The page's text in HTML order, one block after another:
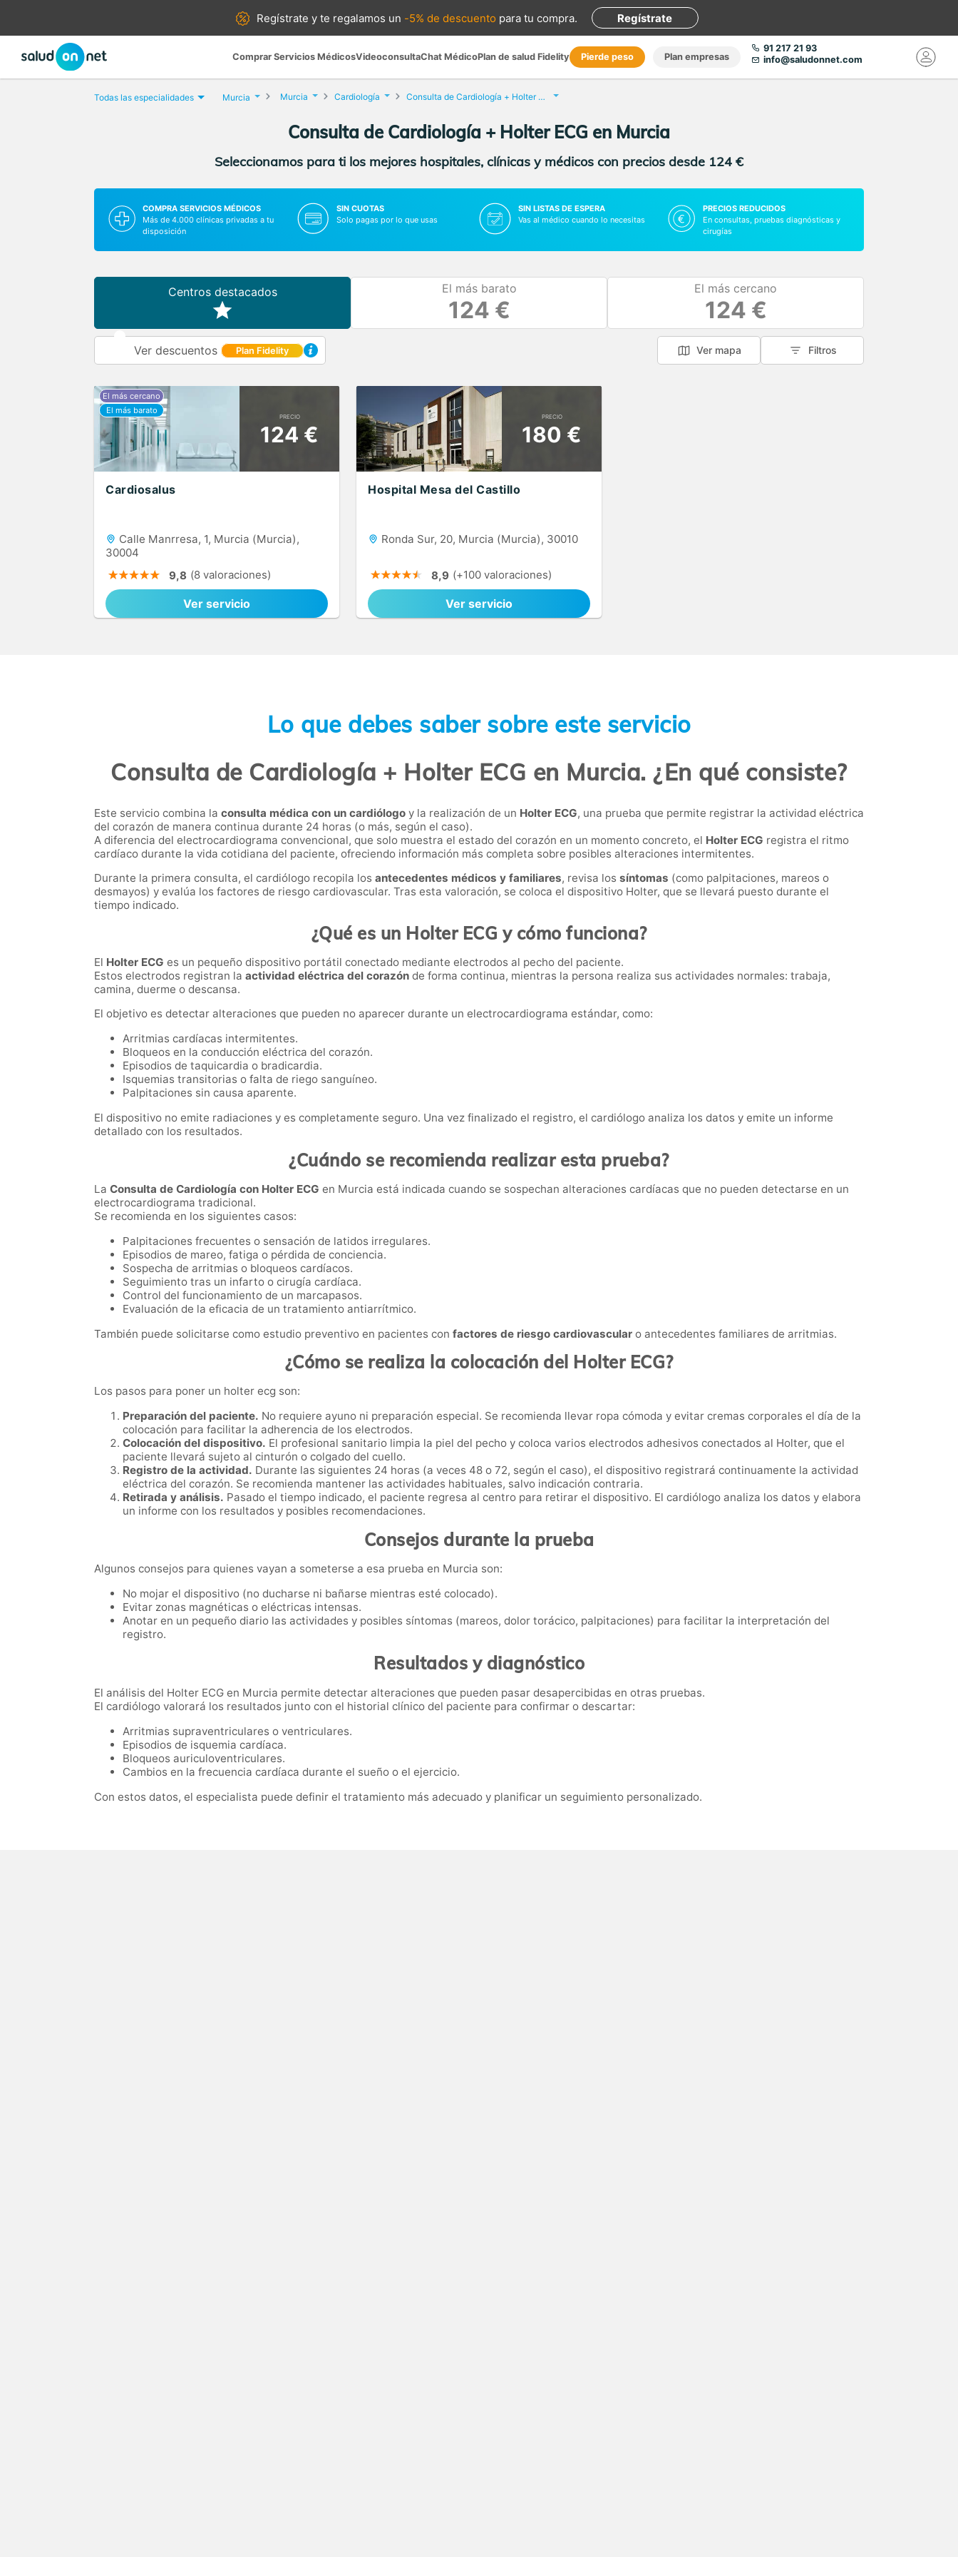
Regístrate yte regalamos un -5% de descuento para tu compra. Regístrate
Comprar Servicios MédicosVideoconsultaChat MédicoPlan de salud Fidelity Pierde peso Plan empresas
91 217 21 93
info@saludonnet.com
Todas las especialidades Murcia Murcia Cardiología Consulta de Cardiología + Holter ECG
Consulta de Cardiología + Holter ECG en Murcia
Seleccionamos para ti los mejores hospitales, clínicas y médicos con precios desde 124 €
COMPRA SERVICIOS MÉDICOS
Más de 4.000 clínicas privadas a tu
disposición
SIN CUOTAS
Solo pagas por lo que usas
SIN LISTAS DE ESPERA
Vas al médico cuando lo necesitas
PRECIOS REDUCIDOS
En consultas, pruebas diagnósticas y
cirugías
Centros destacados El más barato
124 €
El más cercano
124 €
Ver descuentos Plan Fidelity Ver mapa Filtros
PRECIO
124 €
Cardiosalus
Calle Manrresa, 1, Murcia (Murcia),
30004
9,8 (8 valoraciones)
Ver servicio
PRECIO
180 €
Hospital Mesa del Castillo
Ronda Sur, 20, Murcia (Murcia), 30010
8,9 (+100 valoraciones)
Ver servicio
Lo que debes saber sobre este servicio
Consulta de Cardiología + Holter ECG en Murcia. ¿En qué consiste?
Este servicio combina la consulta médica con un cardiólogo y la realización de un Holter ECG, una prueba que permite registrar la actividad eléctrica
del corazón de manera continua durante 24 horas (o más, según el caso).
A diferencia del electrocardiograma convencional, que solo muestra el estado del corazón en un momento concreto, el Holter ECG registra el ritmo
cardíaco durante la vida cotidiana del paciente, ofreciendo información más completa sobre posibles alteraciones intermitentes.
Durante la primera consulta, el cardiólogo recopila los antecedentes médicos y familiares, revisa los síntomas (como palpitaciones, mareos o
desmayos) y evalúa los factores de riesgo cardiovascular. Tras esta valoración, se coloca el dispositivo Holter, que se llevará puesto durante el
tiempo indicado.
¿Qué es un Holter ECG y cómo funciona?
El Holter ECG es un pequeño dispositivo portátil conectado mediante electrodos al pecho del paciente.
Estos electrodos registran la actividad eléctrica del corazón de forma continua, mientras la persona realiza sus actividades normales: trabaja,
camina, duerme o descansa.
El objetivo es detectar alteraciones que pueden no aparecer durante un electrocardiograma estándar, como:
Arritmias cardíacas intermitentes.
Bloqueos en la conducción eléctrica del corazón.
Episodios de taquicardia o bradicardia.
Isquemias transitorias o falta de riego sanguíneo.
Palpitaciones sin causa aparente.
El dispositivo no emite radiaciones y es completamente seguro. Una vez finalizado el registro, el cardiólogo analiza los datos y emite un informe
detallado con los resultados.
¿Cuándo se recomienda realizar esta prueba?
La Consulta de Cardiología con Holter ECG en Murcia está indicada cuando se sospechan alteraciones cardíacas que no pueden detectarse en un
electrocardiograma tradicional.
Se recomienda en los siguientes casos:
Palpitaciones frecuentes o sensación de latidos irregulares.
Episodios de mareo, fatiga o pérdida de conciencia.
Sospecha de arritmias o bloqueos cardíacos.
Seguimiento tras un infarto o cirugía cardíaca.
Control del funcionamiento de un marcapasos.
Evaluación de la eficacia de un tratamiento antiarrítmico.
También puede solicitarse como estudio preventivo en pacientes con factores de riesgo cardiovascular o antecedentes familiares de arritmias.
¿Cómo se realiza la colocación del Holter ECG?
Los pasos para poner un holter ecg son:
Preparación del paciente. No requiere ayuno ni preparación especial. Se recomienda llevar ropa cómoda y evitar cremas corporales el día de la
colocación para facilitar la adherencia de los electrodos.
Colocación del dispositivo. El profesional sanitario limpia la piel del pecho y coloca varios electrodos adhesivos conectados al Holter, que el
paciente llevará sujeto al cinturón o colgado del cuello.
Registro de la actividad. Durante las siguientes 24 horas (a veces 48 o 72, según el caso), el dispositivo registrará continuamente la actividad
eléctrica del corazón. Se recomienda mantener las actividades habituales, salvo indicación contraria.
Retirada y análisis. Pasado el tiempo indicado, el paciente regresa al centro para retirar el dispositivo. El cardiólogo analiza los datos y elabora
un informe con los resultados y posibles recomendaciones.
Consejos durante la prueba
Algunos consejos para quienes vayan a someterse a esa prueba en Murcia son:
No mojar el dispositivo (no ducharse ni bañarse mientras esté colocado).
Evitar zonas magnéticas o eléctricas intensas.
Anotar en un pequeño diario las actividades y posibles síntomas (mareos, dolor torácico, palpitaciones) para facilitar la interpretación del
registro.
Resultados y diagnóstico
El análisis del Holter ECG en Murcia permite detectar alteraciones que pueden pasar desapercibidas en otras pruebas.
El cardiólogo valorará los resultados junto con el historial clínico del paciente para confirmar o descartar:
Arritmias supraventriculares o ventriculares.
Episodios de isquemia cardíaca.
Bloqueos auriculoventriculares.
Cambios en la frecuencia cardíaca durante el sueño o el ejercicio.
Con estos datos, el especialista puede definir el tratamiento más adecuado y planificar un seguimiento personalizado.